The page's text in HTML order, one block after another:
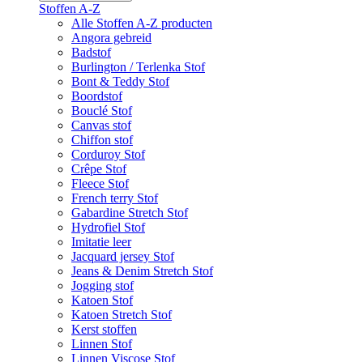
Stoffen A-Z
Alle Stoffen A-Z producten
Angora gebreid
Badstof
Burlington / Terlenka Stof
Bont & Teddy Stof
Boordstof
Bouclé Stof
Canvas stof
Chiffon stof
Corduroy Stof
Crêpe Stof
Fleece Stof
French terry Stof
Gabardine Stretch Stof
Hydrofiel Stof
Imitatie leer
Jacquard jersey Stof
Jeans & Denim Stretch Stof
Jogging stof
Katoen Stof
Katoen Stretch Stof
Kerst stoffen
Linnen Stof
Linnen Viscose Stof